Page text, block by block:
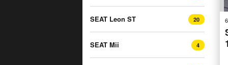
SEAT Leon ST 20
SEAT Mii 4